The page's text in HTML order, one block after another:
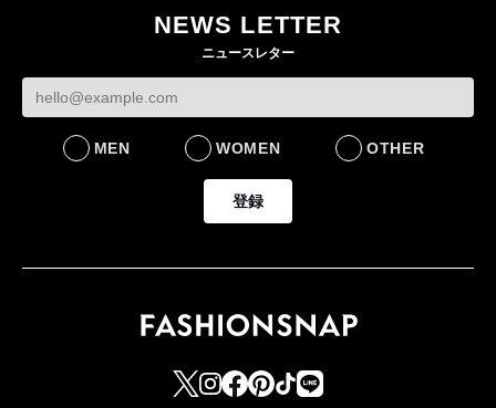
NEWS LETTER
ニュースレター
MEN WOMEN OTHER
登録